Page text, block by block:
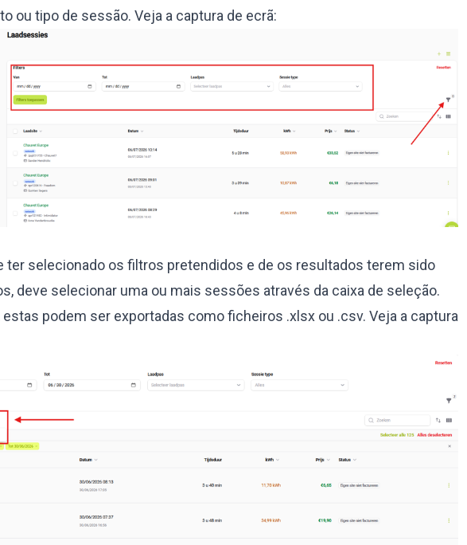
ou tipo de sessão. Veja a captura de ecrã:
ter selecionado os filtros pretendidos e de os resultados terem sido
deve selecionar uma ou mais sessões através da caixa de seleção.
estas podem ser exportadas como ficheiros .xlsx ou .csv. Veja a captura